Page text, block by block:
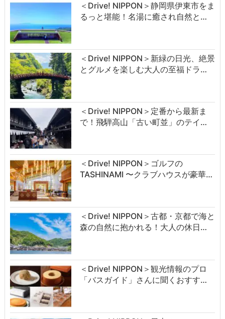
＜Drive! NIPPON＞静岡県伊東市をま
るっと堪能！名湯に癒され自然と…
＜Drive! NIPPON＞新緑の日光、絶景
とグルメを楽しむ大人の至福ドラ…
＜Drive! NIPPON＞定番から最新ま
で！飛騨高山「古い町並」のテイ…
＜Drive! NIPPON＞ゴルフの
TASHINAMI 〜クラブハウスが豪華…
＜Drive! NIPPON＞古都・京都で海と
森の自然に抱かれる！大人の休日…
＜Drive! NIPPON＞観光情報のプロ
「バスガイド」さんに聞くおすす…